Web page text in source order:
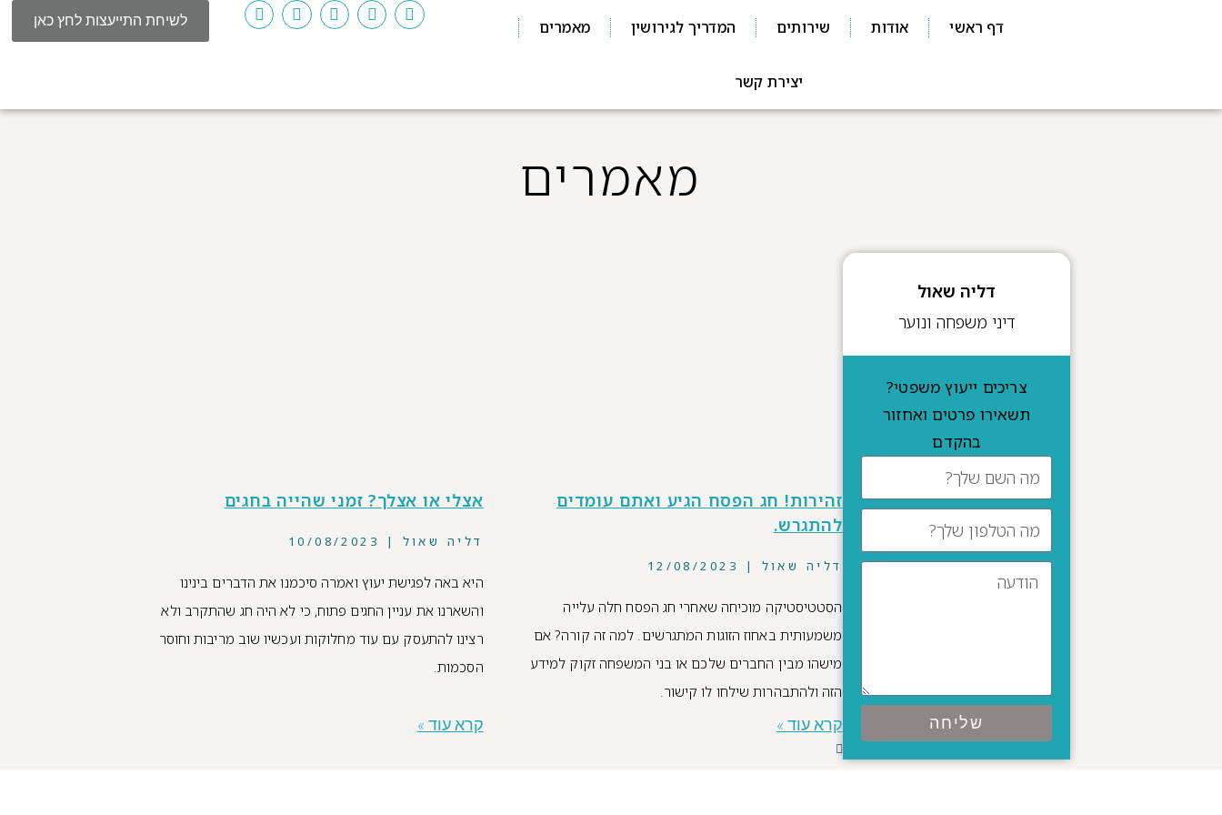
דף ראשי אודות שירותים המדריך לגירושין מאמרים
יצירת קשר
לשיחת התייעצות לחץ כאן
מאמרים
דליה שאול
דיני משפחה ונוער
צריכים ייעוץ משפטי?
תשאירו פרטים ואחזור
בהקדם
שליחה
זהירות! חג הפסח הגיע ואתם עומדים
להתגרש.
דליה שאול
הסטטיסטיקה מוכיחה שאחרי חג הפסח חלה עלייה
משמעותית באחוז הזוגות המתגרשים. למה זה קורה? אם
מישהו מבין החברים שלכם או בני המשפחה זקוק למידע
הזה ולהתבהרות שילחו לו קישור.
קרא עוד »
אצלי או אצלך? זמני שהייה בחגים
דליה שאול
היא באה לפגישת יעוץ ואמרה סיכמנו את הדברים בינינו
והשארנו את עניין החגים פתוח, כי לא היה חג שהתקרב ולא
רצינו להתעסק עם עוד מחלוקות ועכשיו שוב מריבות וחוסר
הסכמות.
קרא עוד »